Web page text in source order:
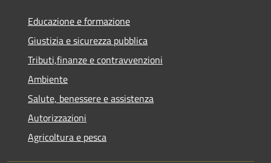
Educazione e formazione
Giustizia e sicurezza pubblica
Tributi,finanze e contravvenzioni
Ambiente
Salute, benessere e assistenza
Autorizzazioni
Agricoltura e pesca